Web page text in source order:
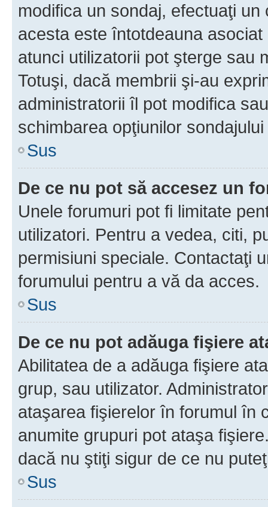
modifica un sondaj, efectuaţi
acesta este întotdeauna
atunci utilizatorii pot şterge sau
Totuşi, dacă membrii şi-au
administratorii îl pot modifica
schimbarea opţiunilor
Sus
De ce nu pot să accesez un
Unele forumuri pot fi limitate
utilizatori. Pentru a vedea, citi,
permisiuni speciale. Contactaţi
forumului pentru a vă da acces.
Sus
De ce nu pot adăuga fişiere
Abilitatea de a adăuga fişiere
grup, sau utilizator.
ataşarea fişierelor în forumul în
anumite grupuri pot ataşa
dacă nu ştiţi sigur de ce nu
Sus